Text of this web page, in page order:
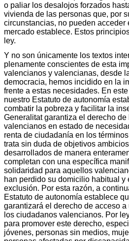
o paliar los desalojos forzados
vivienda de las personas que, por
circunstancias, no pueden acceder
mercado establece. Estos
ley.
Y no son únicamente los textos
plenamente conscientes de esta
valencianos y valencianas, desde
democracia, hemos incidido en la
frente a estas necesidades. En
nuestro Estatuto de autonomía
combatir la pobreza y facilitar la
Generalitat garantiza el derecho
valencianos en estado de
renta de ciudadanía en los
trata sin duda de objetivos
desarrollados de manera
completan con una específica
solidaridad para aquellos
han perdido su domicilio habitual y
exclusión. Por esta razón, a
Estatuto de autonomía establece
garantizará el derecho de acceso
los ciudadanos valencianos. Por
para promover este derecho,
jóvenes, personas sin medios,